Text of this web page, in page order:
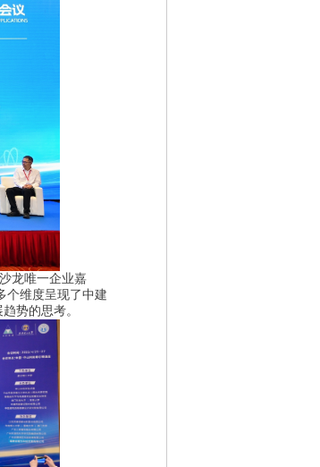
龙唯一企业嘉
个维度呈现了中建
势的思考。